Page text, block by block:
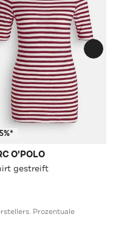
O'POLO
gestreift
Prozentuale